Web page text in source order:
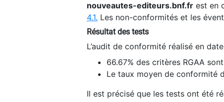
nouveautes-editeurs.bnf.fr est en
4.1. Les non-conformités et les
Résultat des tests
L’audit de conformité réalisé en
66.67% des critères RGAA
Le taux moyen de conformité
Il est précisé que les tests ont été